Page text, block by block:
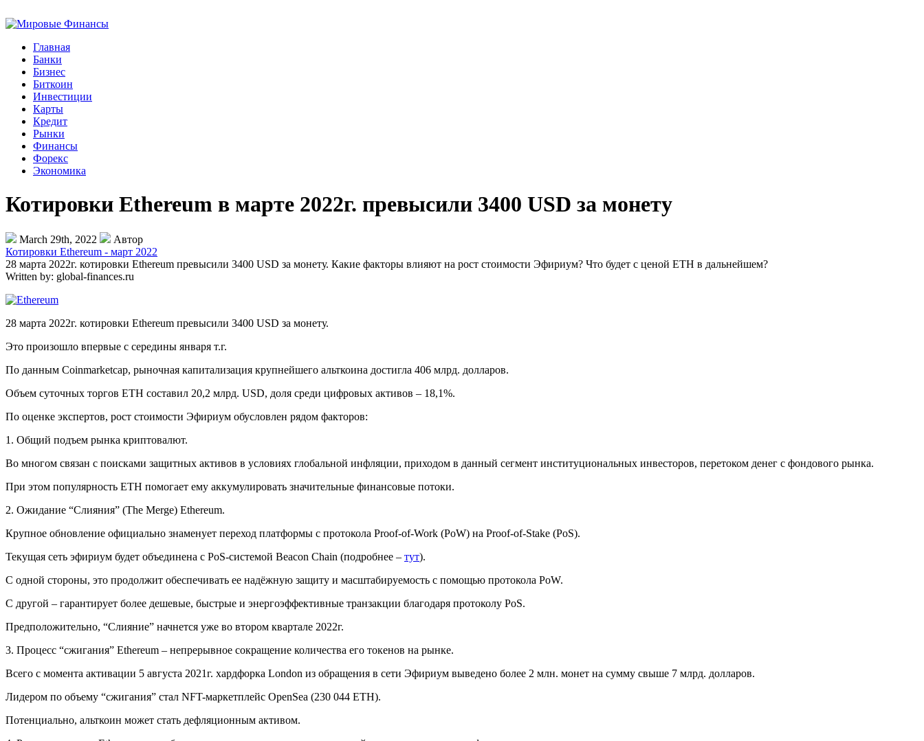
Главная
Банки
Бизнес
Биткоин
Инвестиции
Карты
Кредит
Рынки
Финансы
Форекс
Экономика
Котировки Ethereum в марте 2022г. превысили 3400 USD за монету
March 29th, 2022
Автор
Котировки Ethereum - март 2022
28 марта 2022г. котировки Ethereum превысили 3400 USD за монету. Какие факторы влияют на рост стоимости Эфириум? Что будет с ценой ETH в дальнейшем?
Written by: global-finances.ru
28 марта 2022г. котировки Ethereum превысили 3400 USD за монету.
Это произошло впервые с середины января т.г.
По данным Coinmarketcap, рыночная капитализация крупнейшего альткоина достигла 406 млрд. долларов.
Объем суточных торгов ETH составил 20,2 млрд. USD, доля среди цифровых активов – 18,1%.
По оценке экспертов, рост стоимости Эфириум обусловлен рядом факторов:
1. Общий подъем рынка криптовалют.
Во многом связан с поисками защитных активов в условиях глобальной инфляции, приходом в данный сегмент институциональных инвесторов, перетоком денег с фондового рынка.
При этом популярность ETH помогает ему аккумулировать значительные финансовые потоки.
2. Ожидание “Слияния” (The Merge) Ethereum.
Крупное обновление официально знаменует переход платформы с протокола Proof-of-Work (PoW) на Proof-of-Stake (PoS).
Текущая сеть эфириум будет объединена с PoS-системой Beacon Chain (подробнее – тут).
С одной стороны, это продолжит обеспечивать ее надёжную защиту и масштабируемость с помощью протокола PoW.
С другой – гарантирует более дешевые, быстрые и энергоэффективные транзакции благодаря протоколу PoS.
Предположительно, “Слияние” начнется уже во втором квартале 2022г.
3. Процесс “сжигания” Ethereum – непрерывное сокращение количества его токенов на рынке.
Всего с момента активации 5 августа 2021г. хардфорка London из обращения в сети Эфириум выведено более 2 млн. монет на сумму свыше 7 млрд. долларов.
Лидером по объему “сжигания” стал NFT-маркетплейс OpenSea (230 044 ETH).
Потенциально, альткоин может стать дефляционным активом.